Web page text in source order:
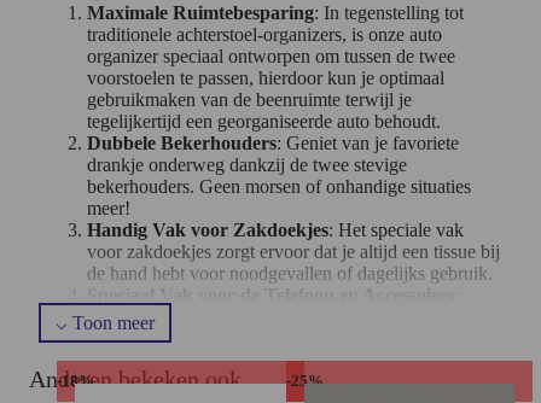
Maximale Ruimtebesparing: In tegenstelling tot
traditionele achterstoel-organizers, is onze auto
organizer speciaal ontworpen om tussen de twee
voorstoelen te passen, hierdoor kun je optimaal
gebruikmaken van de beenruimte terwijl je
tegelijkertijd een georganiseerde auto behoudt.
Dubbele Bekerhouders: Geniet van je favoriete
drankje onderweg dankzij de twee stevige
bekerhouders. Geen morsen of onhandige situaties
meer!
Handig Vak voor Zakdoekjes: Het speciale vak
voor zakdoekjes zorgt ervoor dat je altijd een tissue bij
de hand hebt voor noodgevallen of dagelijks gebruik.
Speciaal Vak voor de Telefoon en Accessoires
Houd je telefoon, zonnebril, pennen, sleutels en
andere accessoires netjes op één plek. Geen
rondslingerende voorwerpen meer die je aandacht van
de weg afleiden.
Anderen bekeken ook
-18% -25%